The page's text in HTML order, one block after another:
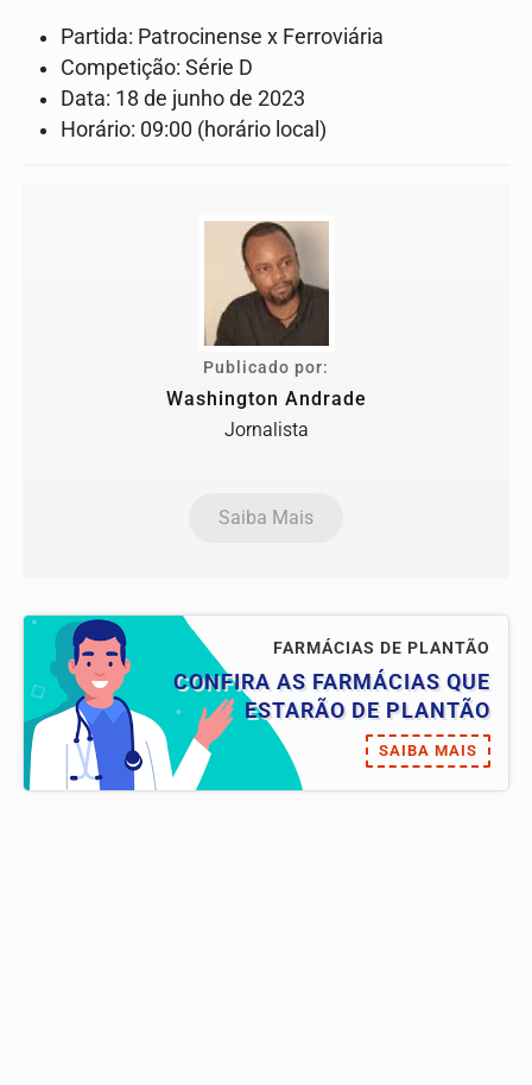
Partida: Patrocinense x Ferroviária
Competição: Série D
Data: 18 de junho de 2023
Horário: 09:00 (horário local)
Publicado por:
Washington Andrade
Jornalista
Saiba Mais
FARMÁCIAS DE PLANTÃO
CONFIRA AS FARMÁCIAS QUE
ESTARÃO DE PLANTÃO
SAIBA MAIS